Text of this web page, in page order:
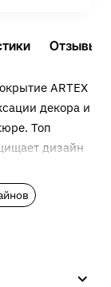
Отзывы
ARTEX
декора и
Топ
дизайн
присыпок